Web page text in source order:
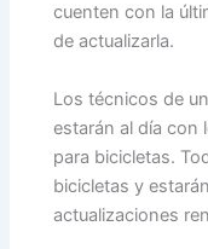
cuenten con la
de actualizarla.
Los técnicos de
estarán al día con
para bicicletas.
bicicletas y
actualizaciones